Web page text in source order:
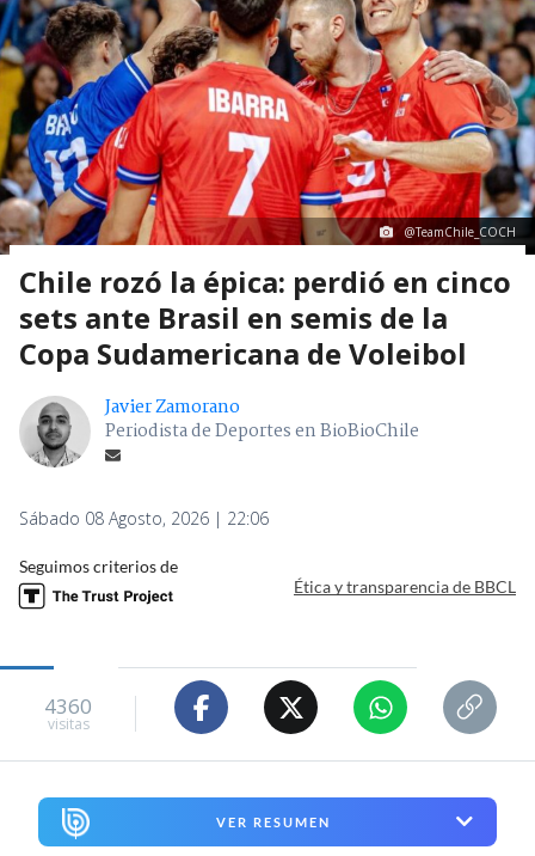
@TeamChile_COCH
Chile rozó la épica: perdió en cinco
sets ante Brasil en semis de la
Copa Sudamericana de Voleibol
Javier Zamorano
Periodista de Deportes en BioBioChile
Sábado 08 Agosto, 2026 | 22:06
Seguimos criterios de
Ética y transparencia de BBCL
4360
visitas
VER RESUMEN